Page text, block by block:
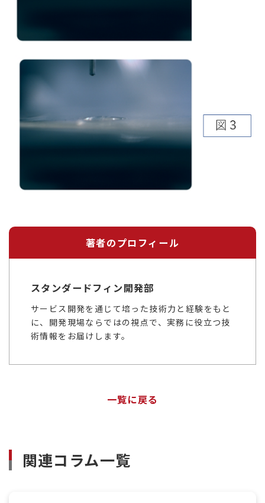
著者のプロフィール
スタンダードフィン開発部
サービス開発を通じて培った技術力と経験をもと
に、開発現場ならではの視点で、実務に役立つ技
術情報をお届けします。
一覧に戻る
関連コラム一覧